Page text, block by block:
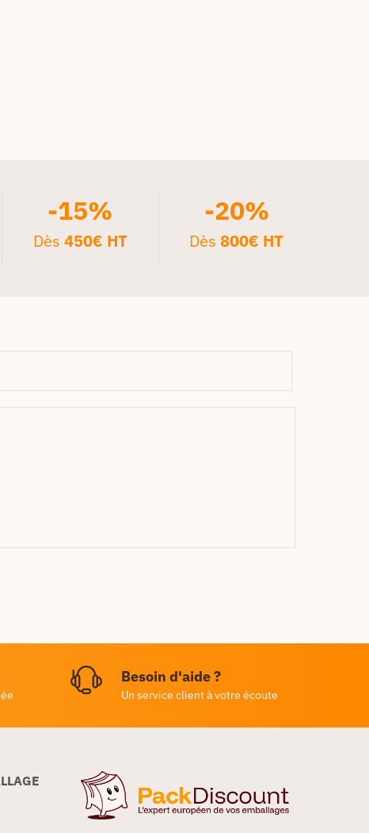
-15%
Dès 450€ HT
-20%
Dès800€ HT
Besoin d'aide ?
Un service client à votre écoute